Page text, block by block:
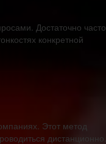
Достаточно часто
конкретной
Этот метод
дистанционно.